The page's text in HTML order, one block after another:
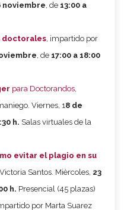
noviembre, de 13:00 a
doctorales, impartido por
, de 17:00 a 18:00
para Doctorandos,
Viernes, 18 de
h. Salas virtuales de la
evitar el plagio en su
Santos. Mièrcoles, 23
h. Presencial (45 plazas)
por Marta Suarez